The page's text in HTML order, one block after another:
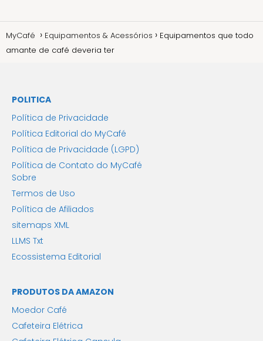
MyCafé Equipamentos & Acessórios
Equipamentos que todo
amante de café deveria ter
POLITICA
Política de Privacidade
Política Editorial do MyCafé
Política de Privacidade (LGPD)
Política de Contato do MyCafé
Sobre
Termos de Uso
Política de Afiliados
sitemaps XML
LLMS Txt
Ecossistema Editorial
PRODUTOS DA AMAZON
Moedor Café
Cafeteira Elétrica